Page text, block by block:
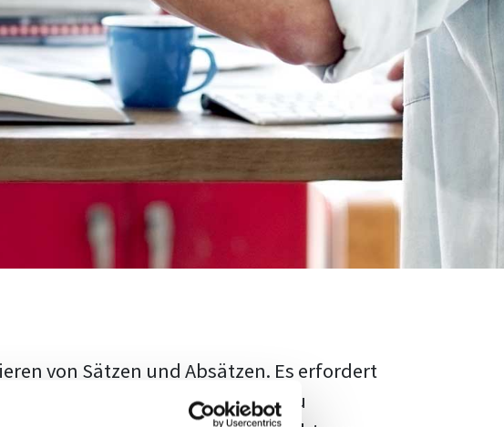
von Sätzen und Absätzen. Es erfordert
Forschungsstand adäquat zu